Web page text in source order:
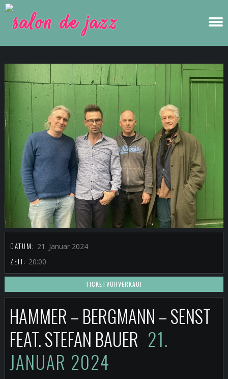
DATUM: 21. Januar 2024
ZEIT: 20:00
TICKETVORVERKAUF
HAMMER – BERGMANN – SENST
FEAT. STEFAN BAUER 21.
JANUAR 2024